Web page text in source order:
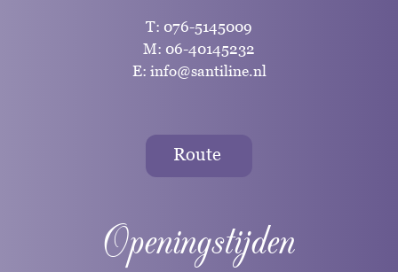
T: 076-5145009
M: 06-40145232
E: info@santiline.nl
Route
Openingstijden